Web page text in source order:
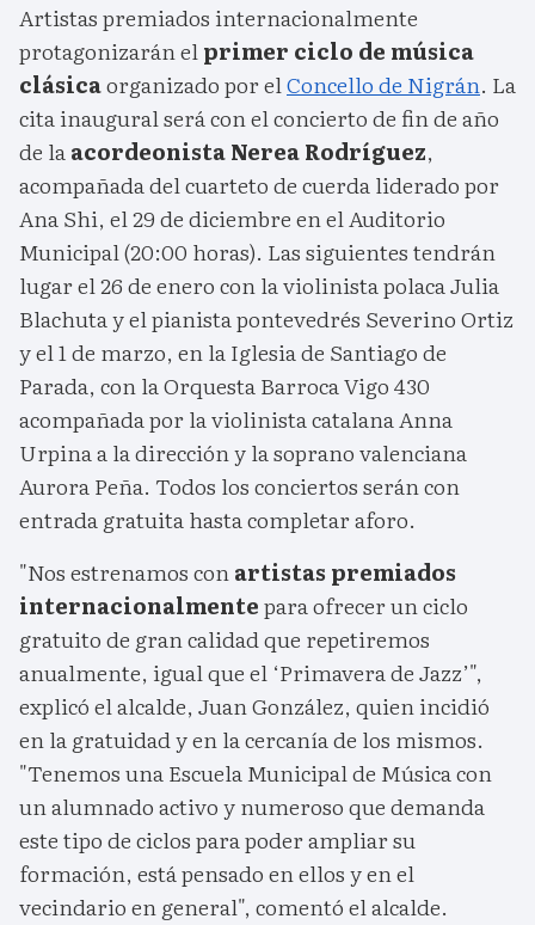
Artistas premiados internacionalmente
protagonizarán elprimer ciclo de música
clásicaorganizado por elConcello de Nigrán. La
cita inaugural será con el concierto de fin de año
de laacordeonista Nerea Rodríguez,
acompañada del cuarteto de cuerda liderado por
Ana Shi, el 29 de diciembre en el Auditorio
Municipal (20:00 horas). Las siguientes tendrán
lugar el 26 de enero con la violinista polaca Julia
Blachuta y el pianista pontevedrés Severino Ortiz
y el 1 de marzo, en la Iglesia de Santiago de
Parada, con la Orquesta Barroca Vigo 430
acompañada por la violinista catalana Anna
Urpina a la dirección y la soprano valenciana
Aurora Peña. Todos los conciertos serán con
entrada gratuita hasta completar aforo.
"Nos estrenamos conartistas premiados
internacionalmentepara ofrecer un ciclo
gratuito de gran calidad que repetiremos
anualmente, igual que el ‘Primavera de Jazz’",
explicó el alcalde, Juan González, quien incidió
en la gratuidad y en la cercanía de los mismos.
"Tenemos una Escuela Municipal de Música con
un alumnado activo y numeroso que demanda
este tipo de ciclos para poder ampliar su
formación, está pensado en ellos y en el
vecindario en general", comentó el alcalde.